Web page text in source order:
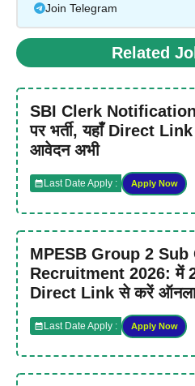
Join Telegram
Related
SBI Clerk Notification
पर भर्ती, यहाँ Direct
आवेदन अभी
Last Date Apply : Apply Now
MPESB Group 2 Sub
Recruitment 2026: में
Direct Link से करें
Last Date Apply : Apply Now